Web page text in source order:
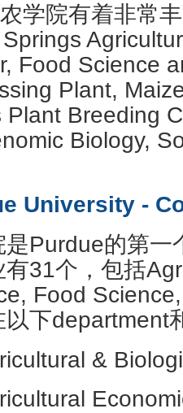
学院有着非常
Food Science
Plant,
Plant Breeding
Biology,
University -
是Purdue的第一
有31个，包括
Food
以下department
&